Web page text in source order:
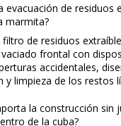
evacuación de residuos
marmita?
de residuos
frontal con
accidentales,
y limpieza de los restos
la construcción sin
de la cuba?